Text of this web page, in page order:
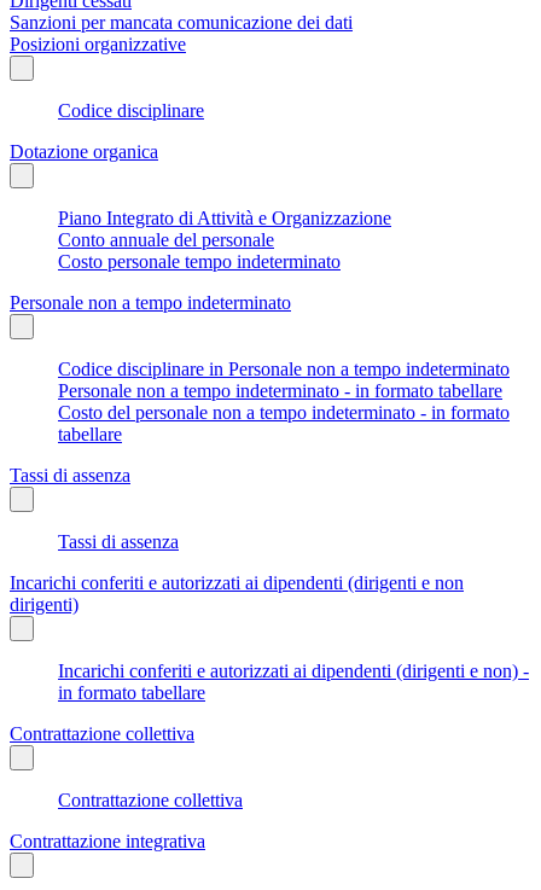
Sanzioni per mancata comunicazione dei dati
Posizioni organizzative
Codice disciplinare
Dotazione organica
Piano Integrato di Attività e Organizzazione
Conto annuale del personale
Costo personale tempo indeterminato
Personale non a tempo indeterminato
Codice disciplinare in Personale non a tempo indeterminato
Personale non a tempo indeterminato - in formato tabellare
Costo del personale non a tempo indeterminato - in formato
tabellare
Tassi di assenza
Tassi di assenza
Incarichi conferiti e autorizzati ai dipendenti (dirigenti e non
dirigenti)
Incarichi conferiti e autorizzati ai dipendenti (dirigenti e non) -
in formato tabellare
Contrattazione collettiva
Contrattazione collettiva
Contrattazione integrativa